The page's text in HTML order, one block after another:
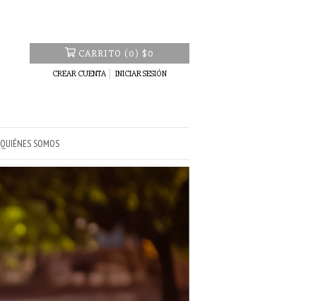
CARRITO (0) $0
CREAR CUENTA INICIAR SESIÓN
QUIÉNES SOMOS